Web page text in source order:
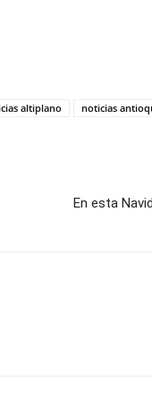
altiplano
noticias
En esta